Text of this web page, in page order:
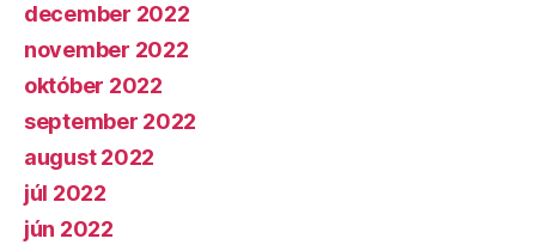
december 2022
november 2022
október 2022
september 2022
august 2022
júl 2022
jún 2022